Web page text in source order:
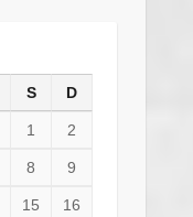
S D
1 2
8 9
15 16